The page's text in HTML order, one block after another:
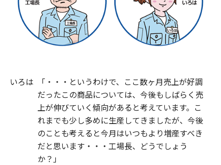
いろは
「・・・というわけで、ここ数ヶ月売上が好調
だったこの商品については、今後もしばらく売
上が伸びていく傾向があると考えています。こ
れまでも少し多めに生産してきましたが、今後
のことも考えると今月はいつもより増産すべき
だと思います・・・工場長、どうでしょう
か？」